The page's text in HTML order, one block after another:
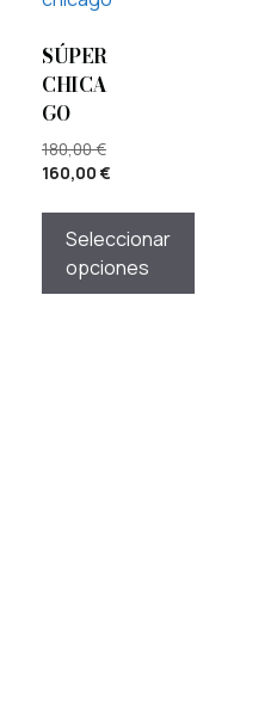
SÚPER
CHICA
GO
180,00€
160,00 €
Seleccionar
opciones